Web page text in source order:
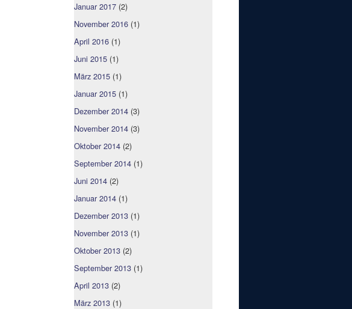
Januar 2017 (2)
November 2016 (1)
April 2016 (1)
Juni 2015 (1)
März 2015 (1)
Januar 2015 (1)
Dezember 2014 (3)
November 2014 (3)
Oktober 2014 (2)
September 2014 (1)
Juni 2014 (2)
Januar 2014 (1)
Dezember 2013 (1)
November 2013 (1)
Oktober 2013 (2)
September 2013 (1)
April 2013 (2)
März 2013 (1)